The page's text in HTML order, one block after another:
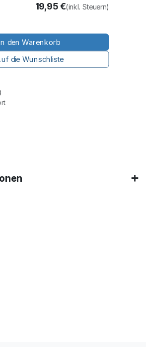
den Warenkorb
die Wunschliste
19,95€(inkl. Steuern)